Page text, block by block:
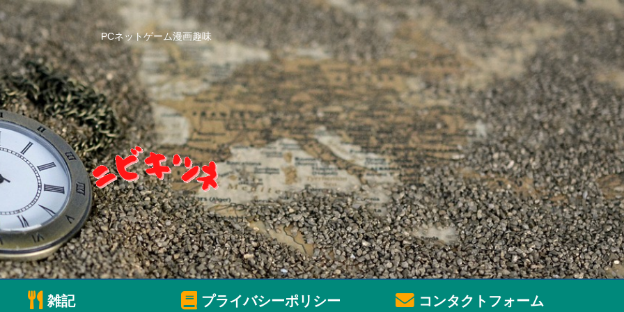
PCネットゲーム漫画趣味
雑記 プライバシーポリシー コンタクトフォーム